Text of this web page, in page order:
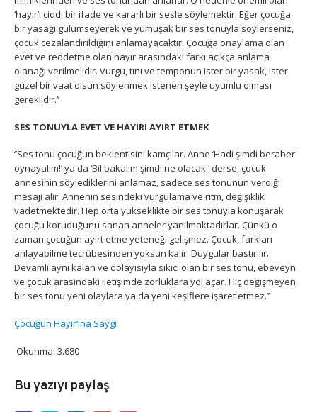
‘hayır’ı ciddi bir ifade ve kararlı bir sesle söylemektir. Eğer çocuğa
bir yasağı gülümseyerek ve yumuşak bir ses tonuyla söylerseniz,
çocuk cezalandırıldığını anlamayacaktır. Çocuğa onaylama olan
evet ve reddetme olan hayır arasındaki farkı açıkça anlama
olanağı verilmelidir. Vurgu, tını ve temponun ister bir yasak, ister
güzel bir vaat olsun söylenmek istenen şeyle uyumlu olması
gereklidir.’’
SES TONUYLA EVET VE HAYIRI AYIRT ETMEK
‘’Ses tonu çocuğun beklentisini kamçılar. Anne ‘Hadi şimdi beraber
oynayalım!’ ya da ‘Bil bakalım şimdi ne olacak!’ derse, çocuk
annesinin söylediklerini anlamaz, sadece ses tonunun verdiği
mesajı alır. Annenin sesindeki vurgulama ve ritm, değişiklik
vadetmektedir. Hep orta yükseklikte bir ses tonuyla konuşarak
çocuğu koruduğunu sanan anneler yanılmaktadırlar. Çünkü o
zaman çocuğun ayırt etme yeteneği gelişmez. Çocuk, farkları
anlayabilme tecrübesinden yoksun kalır. Duygular bastırılır.
Devamlı aynı kalan ve dolayısıyla sıkıcı olan bir ses tonu, ebeveyn
ve çocuk arasındaki iletişimde zorluklara yol açar. Hiç değişmeyen
bir ses tonu yeni olaylara ya da yeni keşiflere işaret etmez.’’
Çocuğun Hayır’ına Saygı
Okunma: 3.680
Bu yazıyı paylaş